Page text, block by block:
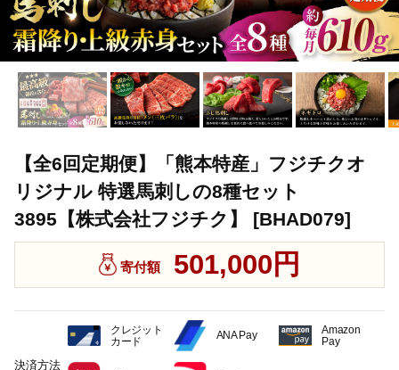
【全6回定期便】「熊本特産」フジチクオ
リジナル 特選馬刺しの8種セット
3895【株式会社フジチク】 [BHAD079]
寄付額 501,000円
決済方法
クレジット
カード
ANA Pay
Amazon
Pay